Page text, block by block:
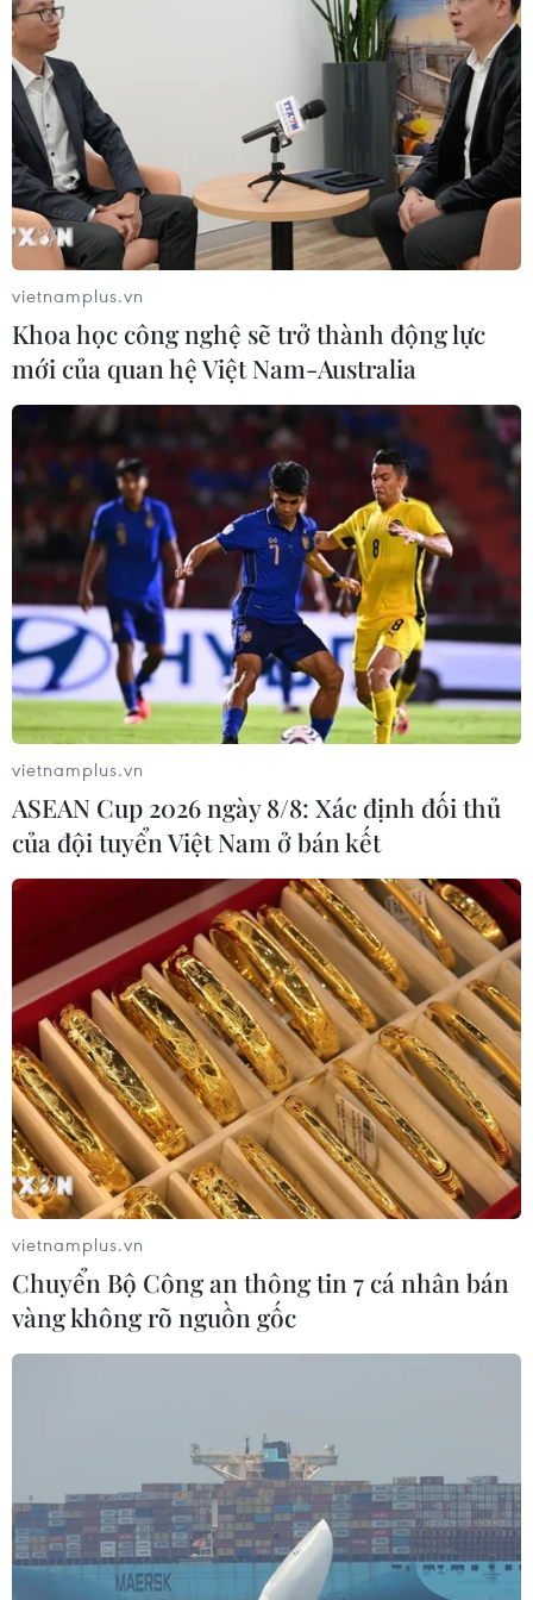
''Các ổ dịch COVID-19 trên cả nước đã
được kiểm soát tốt''
06/02/2021 08:51
"Với nỗ lực cao nhất của chính quyền, nhân dân cũng
như các lực lượng chống dịch tại tất cả các địa phương,
có thể nói cho đến hôm nay 6/2 tình hình dịch bệnh trên
cả nước đã được kiểm soát tốt."
vietnamplus.vn
Khoa học công nghệ sẽ trở thành động lực
mới của quan hệ Việt Nam-Australia
vietnamplus.vn
ASEAN Cup 2026 ngày 8/8: Xác định đối thủ
của đội tuyển Việt Nam ở bán kết
vietnamplus.vn
Chuyển Bộ Công an thông tin 7 cá nhân bán
vàng không rõ nguồn gốc